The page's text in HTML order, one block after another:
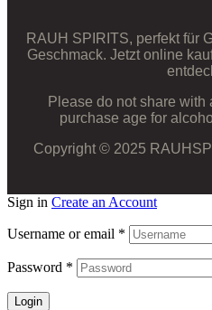
RAUH SPIRITS, perfekt für
Geschmack. Jetzt online
Please do not share with
purchase age for
Copyright © 2025
Sign in Create an Account
Username or email *
Password *
Login